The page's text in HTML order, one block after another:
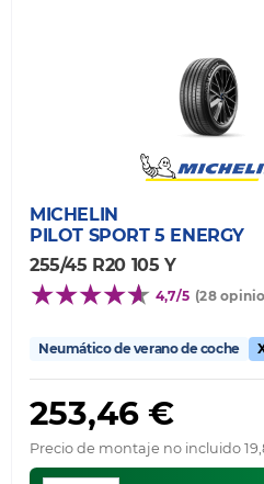
MICHELIN
PILOT SPORT 5 ENERGY
255/45 R20 105 Y
4,7/5 (28
Neumático de verano de coche
253,46 €
Precio de montaje no incluido